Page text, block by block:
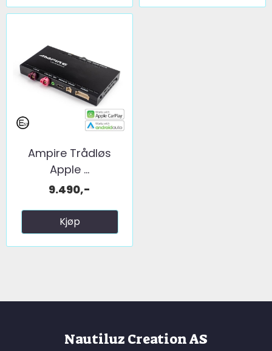
Ampire Trådløs
Apple ...
9.490,-
Kjøp
Nautiluz Creation AS